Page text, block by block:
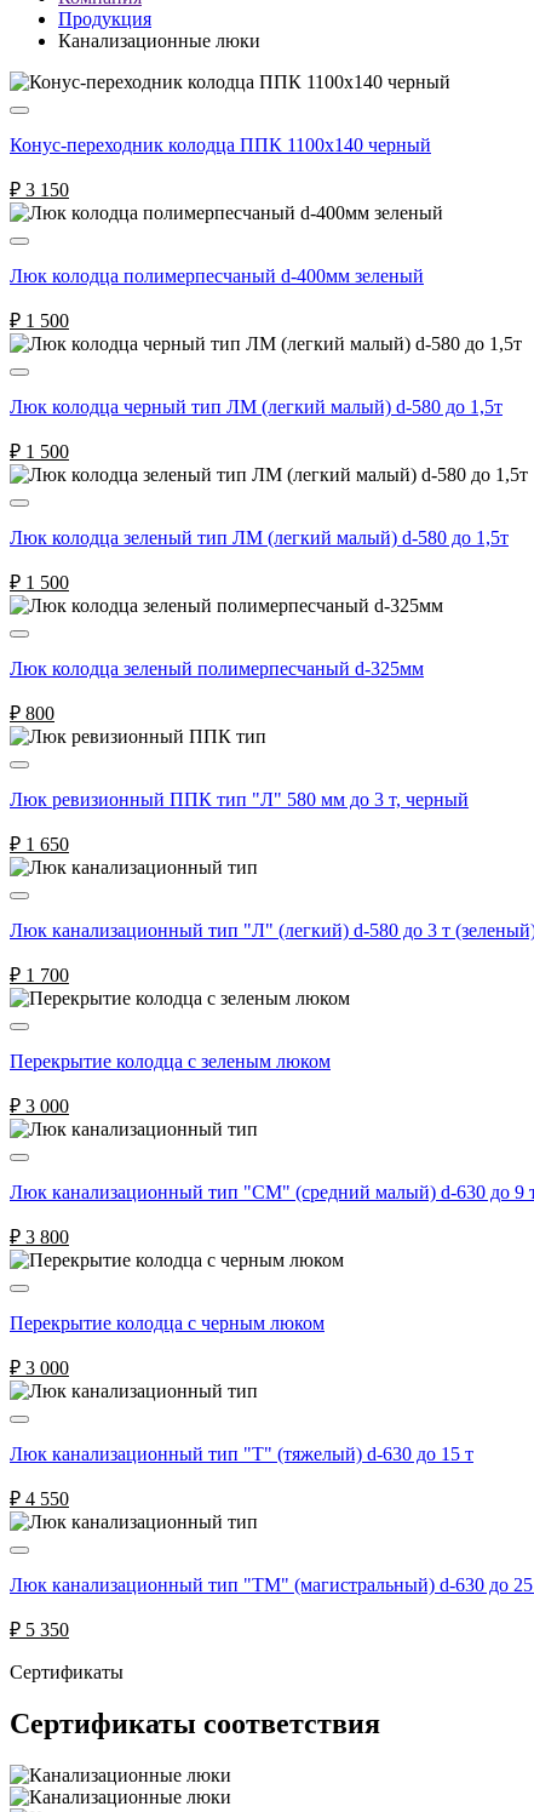
Продукция
Канализационные люки
Конус-переходник колодца ППК 1100х140 черный
₽ 3 150
Люк колодца полимерпесчаный d-400мм зеленый
₽ 1 500
Люк колодца черный тип ЛМ (легкий малый) d-580 до 1,5т
₽ 1 500
Люк колодца зеленый тип ЛМ (легкий малый) d-580 до 1,5т
₽ 1 500
Люк колодца зеленый полимерпесчаный d-325мм
₽ 800
Люк ревизионный ППК тип "Л" 580 мм до 3 т, черный
₽ 1 650
Люк канализационный тип "Л" (легкий) d-580 до 3 т
₽ 1 700
Перекрытие колодца с зеленым люком
₽ 3 000
Люк канализационный тип "СМ" (средний малый) d-630 до 9
₽ 3 800
Перекрытие колодца с черным люком
₽ 3 000
Люк канализационный тип "Т" (тяжелый) d-630 до 15 т
₽ 4 550
Люк канализационный тип "ТМ" (магистральный) d-630 до 25
₽ 5 350
Сертификаты
Сертификаты соответствия